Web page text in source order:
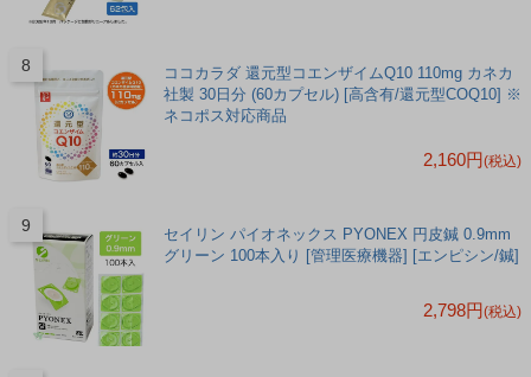
ココカラダ 還元型コエンザイムQ10 110mg カネカ
社製 30日分 (60カプセル) [高含有/還元型COQ10] ※
ネコポス対応商品
2,160円(税込)
セイリン パイオネックス PYONEX 円皮鍼 0.9mm
グリーン 100本入り [管理医療機器] [エンピシン/鍼]
2,798円(税込)